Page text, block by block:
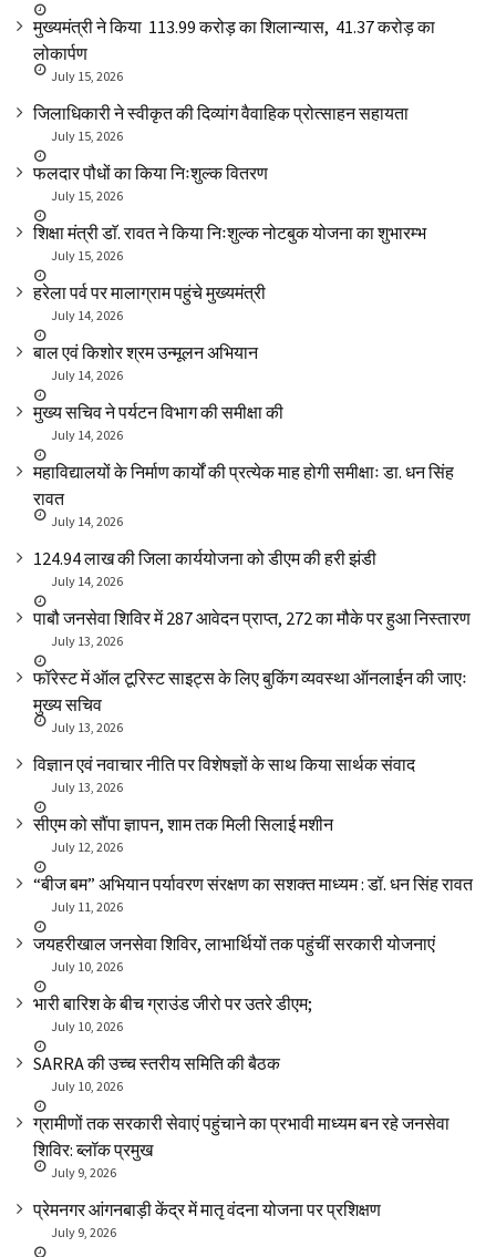
मुख्यमंत्री ने किया ₹ 113.99 करोड़ का शिलान्यास, ₹ 41.37 करोड़ का
लोकार्पण
July 15, 2026
जिलाधिकारी ने स्वीकृत की दिव्यांग वैवाहिक प्रोत्साहन सहायता
July 15, 2026
फलदार पौधों का किया निःशुल्क वितरण
July 15, 2026
शिक्षा मंत्री डाॅ. रावत ने किया निःशुल्क नोटबुक योजना का शुभारम्भ
July 15, 2026
हरेला पर्व पर मालाग्राम पहुंचे मुख्यमंत्री
July 14, 2026
बाल एवं किशोर श्रम उन्मूलन अभियान
July 14, 2026
मुख्य सचिव ने पर्यटन विभाग की समीक्षा की
July 14, 2026
महाविद्यालयों के निर्माण कार्यों की प्रत्येक माह होगी समीक्षाः डा. धन सिंह
रावत
July 14, 2026
₹124.94 लाख की जिला कार्ययोजना को डीएम की हरी झंडी
July 14, 2026
पाबौ जनसेवा शिविर में 287 आवेदन प्राप्त, 272 का मौके पर हुआ निस्तारण
July 13, 2026
फॉरेस्ट में ऑल टूरिस्ट साइट्स के लिए बुकिंग व्यवस्था ऑनलाईन की जाएः
मुख्य सचिव
July 13, 2026
विज्ञान एवं नवाचार नीति पर विशेषज्ञों के साथ किया सार्थक संवाद
July 13, 2026
सीएम को सौंपा ज्ञापन, शाम तक मिली सिलाई मशीन
July 12, 2026
“बीज बम” अभियान पर्यावरण संरक्षण का सशक्त माध्यम : डॉ. धन सिंह रावत
July 11, 2026
जयहरीखाल जनसेवा शिविर, लाभार्थियों तक पहुंचीं सरकारी योजनाएं
July 10, 2026
भारी बारिश के बीच ग्राउंड जीरो पर उतरे डीएम;
July 10, 2026
SARRA की उच्च स्तरीय समिति की बैठक
July 10, 2026
ग्रामीणों तक सरकारी सेवाएं पहुंचाने का प्रभावी माध्यम बन रहे जनसेवा
शिविर: ब्लॉक प्रमुख
July 9, 2026
प्रेमनगर आंगनबाड़ी केंद्र में मातृ वंदना योजना पर प्रशिक्षण
July 9, 2026